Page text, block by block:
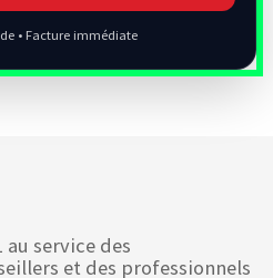
• Facture immédiate
au service des
et des professionnels